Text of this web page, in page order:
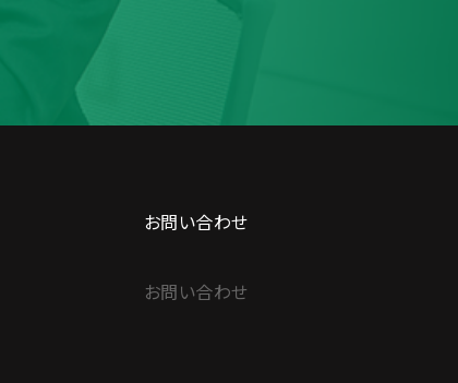
お問い合わせ
お問い合わせ